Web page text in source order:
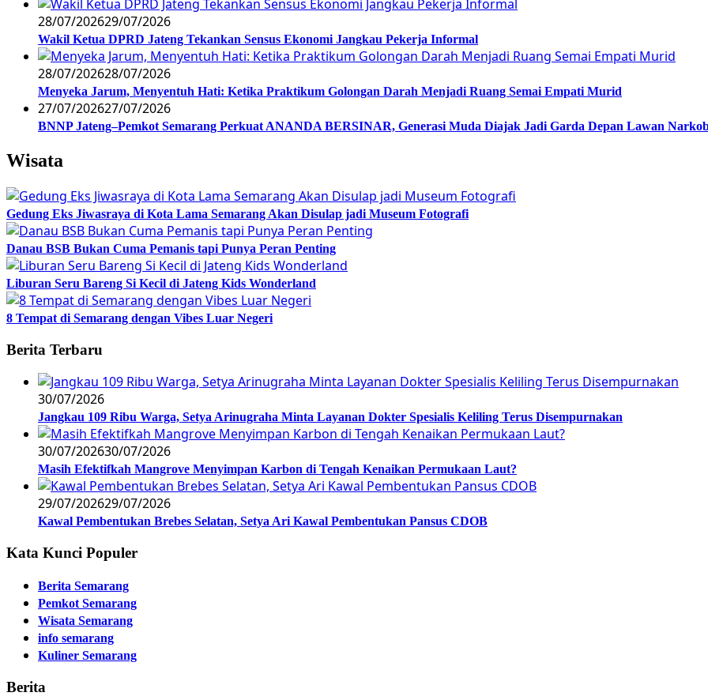
28/07/202629/07/2026
Wakil Ketua DPRD Jateng Tekankan Sensus Ekonomi Jangkau Pekerja Informal
28/07/202628/07/2026
Menyeka Jarum, Menyentuh Hati: Ketika Praktikum Golongan Darah Menjadi Ruang Semai Empati Murid
27/07/202627/07/2026
BNNP Jateng–Pemkot Semarang Perkuat ANANDA BERSINAR, Generasi Muda Diajak Jadi Garda Depan Lawan
Wisata
Gedung Eks Jiwasraya di Kota Lama Semarang Akan Disulap jadi Museum Fotografi
Danau BSB Bukan Cuma Pemanis tapi Punya Peran Penting
Liburan Seru Bareng Si Kecil di Jateng Kids Wonderland
8 Tempat di Semarang dengan Vibes Luar Negeri
Berita Terbaru
30/07/2026
Jangkau 109 Ribu Warga, Setya Arinugraha Minta Layanan Dokter Spesialis Keliling Terus Disempurnakan
30/07/202630/07/2026
Masih Efektifkah Mangrove Menyimpan Karbon di Tengah Kenaikan Permukaan Laut?
29/07/202629/07/2026
Kawal Pembentukan Brebes Selatan, Setya Ari Kawal Pembentukan Pansus CDOB
Kata Kunci Populer
Berita Semarang
Pemkot Semarang
Wisata Semarang
info semarang
Kuliner Semarang
Berita